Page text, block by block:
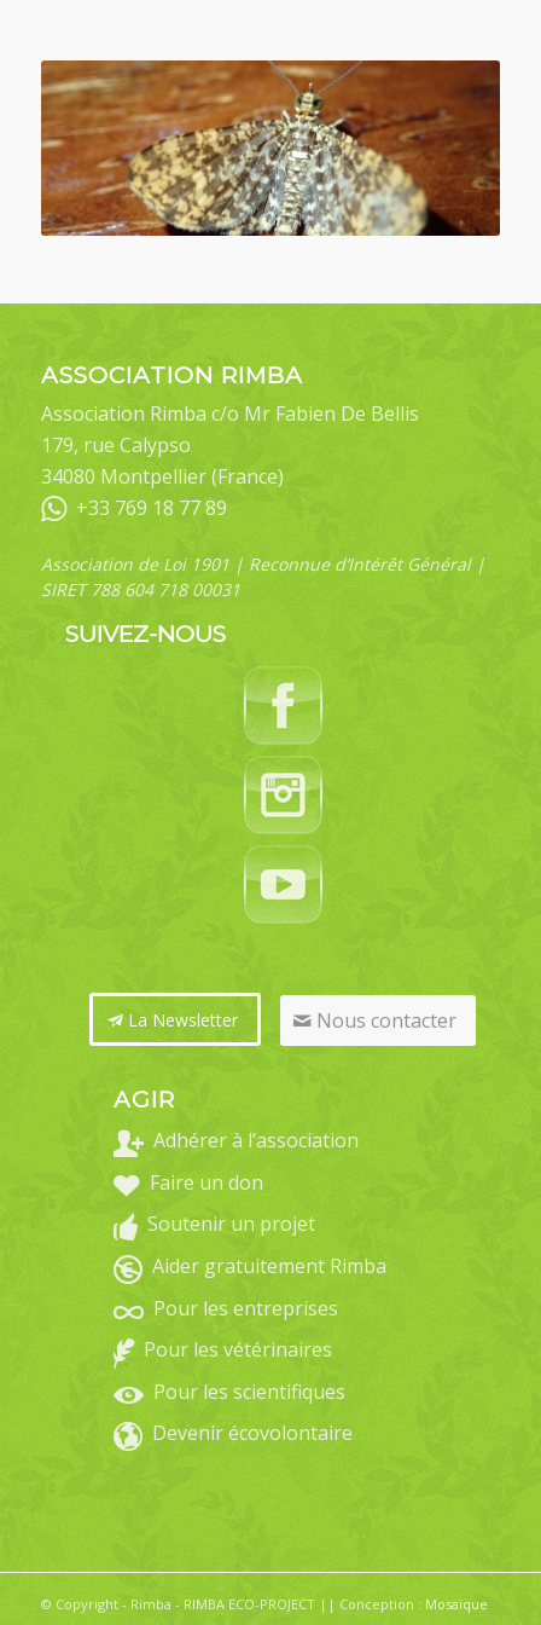
ASSOCIATION RIMBA
Association Rimba c/o Mr Fabien De Bellis
179, rue Calypso
34080 Montpellier (France)
+33 769 18 77 89
Association de Loi 1901 | Reconnue d’Intérêt Général |
SIRET 788 604 718 00031
SUIVEZ-NOUS
La Newsletter Nous contacter
AGIR
Adhérer à l’association
Faire un don
Soutenir un projet
Aider gratuitement Rimba
Pour les entreprises
Pour les vétérinaires
Pour les scientifiques
Devenir écovolontaire
© Copyright - Rimba - RIMBA ECO-PROJECT || Conception : Mosaïque